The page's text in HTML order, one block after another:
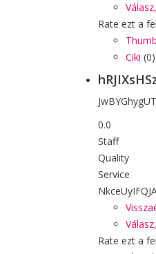
Rate ezt a
Ciki (0)
0.0
Staff
Quality
Service
Rate ezt a